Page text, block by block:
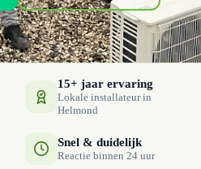
15+ jaar ervaring
Lokale installateur in
Helmond
Snel & duidelijk
Reactie binnen 24 uur